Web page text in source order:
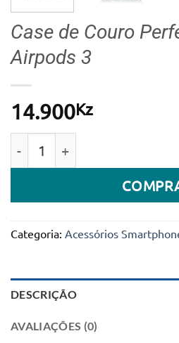
Case de Couro
Airpods 3
14.900Kz
Categoria: Acessórios
DESCRIÇÃO
AVALIAÇÕES (0)